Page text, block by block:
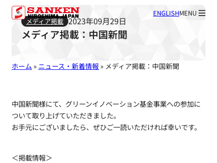
ENGLISHMENU
メディア掲載 2023年09月29日
メディア掲載：中国新聞
ホーム » ニュース・新着情報 » メディア掲載：中国新聞
中国新聞様にて、グリーンイノベーション基金事業への参加に
ついて取り上げていただきました。
お手元にございましたら、ぜひご一読いただければ幸いです。
＜掲載情報＞